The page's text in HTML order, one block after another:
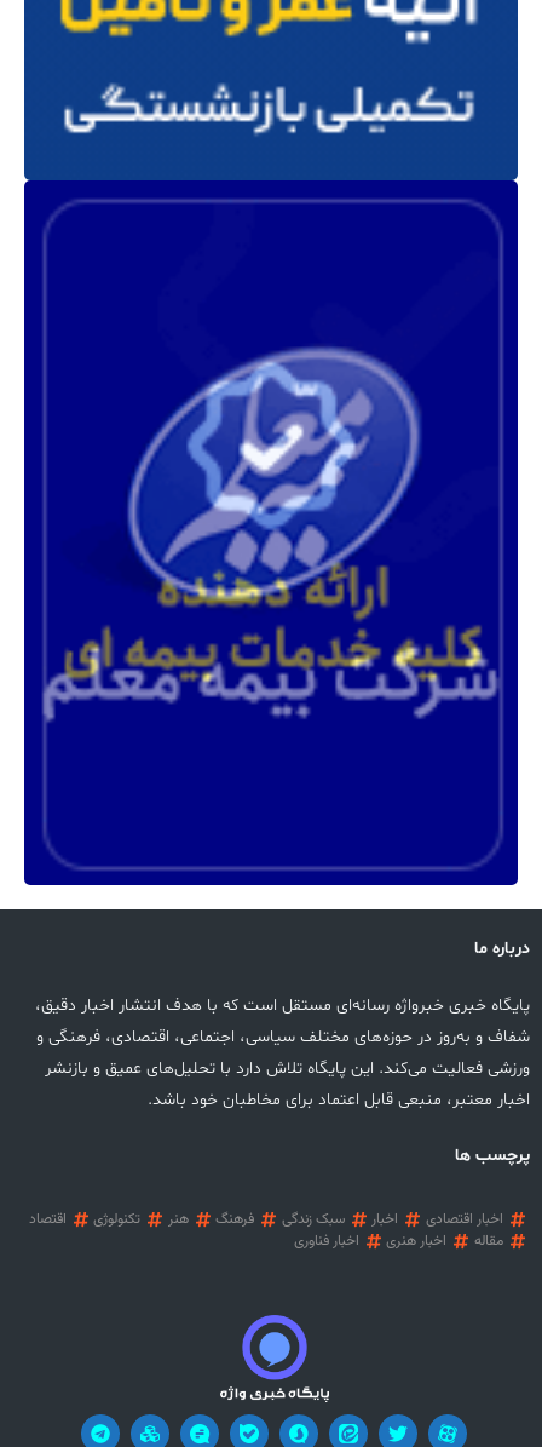
درباره ما
پایگاه خبری خبرواژه رسانه‌ای مستقل است که با هدف انتشار اخبار دقیق،
شفاف و به‌روز در حوزه‌های مختلف سیاسی، اجتماعی، اقتصادی، فرهنگی و
ورزشی فعالیت می‌کند. این پایگاه تلاش دارد با تحلیل‌های عمیق و بازنشر
اخبار معتبر، منبعی قابل اعتماد برای مخاطبان خود باشد.
پرچسب ها
اخبار اقتصادی اخبار سبک زندگی فرهنگ هنر تکنولوژی
اقتصاد
مقاله
اخبار هنری اخبار فناوری